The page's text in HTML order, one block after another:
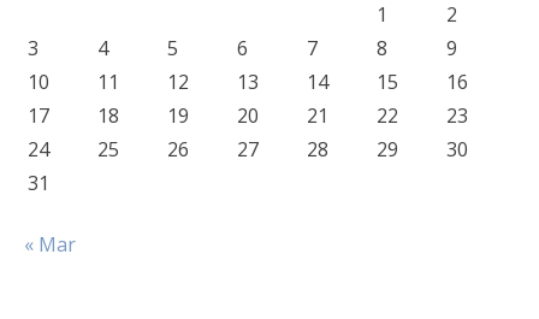
1
2
3
4 5 6 7 8
9
10
11 12 13 14 15
16
17
18 19 20 21 22
23
24
25 26 27 28 29
30
31
« Mar